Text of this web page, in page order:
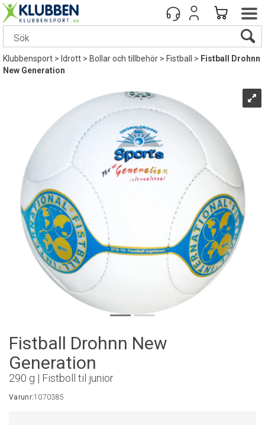
Klubbensport> Idrott>Bollar och tillbehör>Fistball > Fistball Drohnn
New Generation
Fistball Drohnn New
Generation
290 g | Fistboll til junior
Varunr:1070385